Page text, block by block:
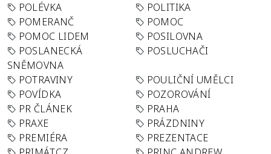
POLÉVKA
POLITIKA
POMERANČ
POMOC
POMOC LIDEM
POSILOVNA
POSLANECKÁ
SNĚMOVNA
POSLUCHAČI
POTRAVINY
POULIČNÍ UMĚLCI
POVÍDKA
POZOROVÁNÍ
PR ČLÁNEK
PRAHA
PRAXE
PRÁZDNINY
PREMIÉRA
PREZENTACE